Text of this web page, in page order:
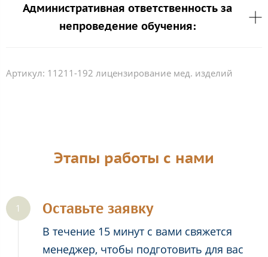
Административная ответственность за
непроведение обучения:
Артикул: 11211-192 лицензирование мед. изделий
Этапы работы с нами
Оставьте заявку
В течение 15 минут с вами свяжется
менеджер, чтобы подготовить для вас